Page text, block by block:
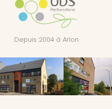
Depuis 2004 à Arlon